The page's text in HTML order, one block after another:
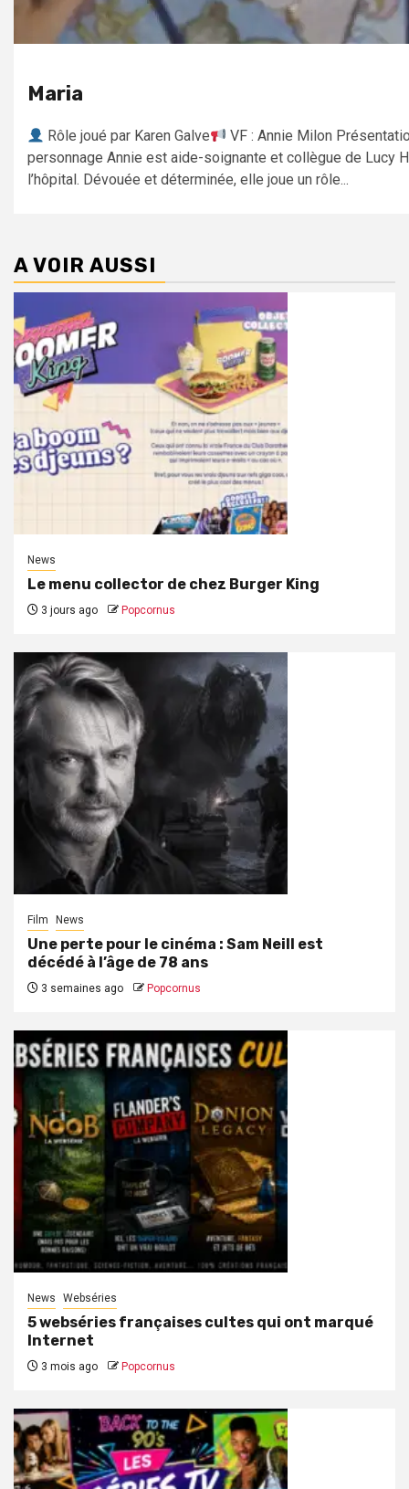
Maria
Rôle joué par Karen Galve
VF : Annie Milon
personnage Annie est aide-soignante et collègue de Lucy
l’hôpital. Dévouée et déterminée, elle joue un rôle...
A VOIR AUSSI
News
Le menu collector de chez Burger King
3 jours ago Popcornus
Film News
Une perte pour le cinéma : Sam Neill est
décédé à l’âge de 78 ans
3 semaines ago Popcornus
News Webséries
5 webséries françaises cultes qui ont marqué
Internet
3 mois ago Popcornus